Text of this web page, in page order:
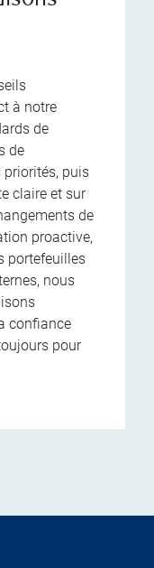
à notre
de
de
priorités, puis
claire et sur
de
proactive,
portefeuilles
nous
confiance
pour